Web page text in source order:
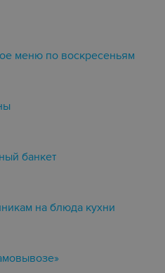
меню по воскресеньям
банкет
на блюда кухни